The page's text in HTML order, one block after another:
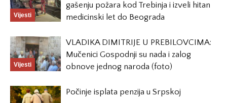
Vijesti
gašenju požara kod Trebinja i izveli hitan
medicinski let do Beograda
Vijesti
VLADIKA DIMITRIJE U PREBILOVCIMA:
Mučenici Gospodnji su nada i zalog
obnove jednog naroda (foto)
Počinje isplata penzija u Srpskoj